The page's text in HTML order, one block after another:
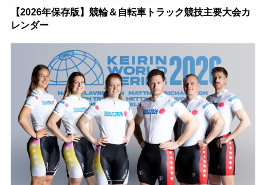
【2026年保存版】競輪＆自転車トラック競技主要大会カ
レンダー